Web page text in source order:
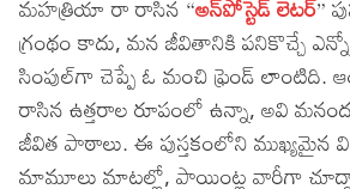
Facts
Devotional
Christianity
Hinduism
Hindi
Lyrics in Hindi – Devotional
Tamil
గ్రంథం కాదు, మన జీవితానికి పనికొచ్చే
సింపుల్‌గా చెప్పే ఓ మంచి ఫ్రెండ్ లాంటిది.
రాసిన ఉత్తరాల రూపంలో ఉన్నా, అవి
జీవిత పాఠాలు. ఈ పుస్తకంలోని
మామూలు మాటల్లో, పాయింట్ల వారీగా